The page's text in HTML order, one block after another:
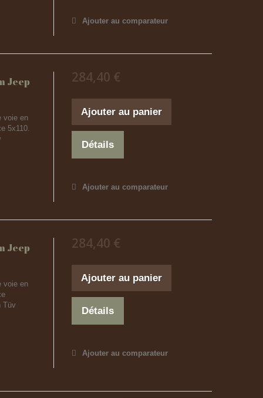
Ajouter au comparateur
Jeep
voie en
5x110.
284,40 €
Ajouter au panier
Détails
Ajouter au comparateur
Jeep
voie en
Tüv
284,40 €
Ajouter au panier
Détails
Ajouter au comparateur